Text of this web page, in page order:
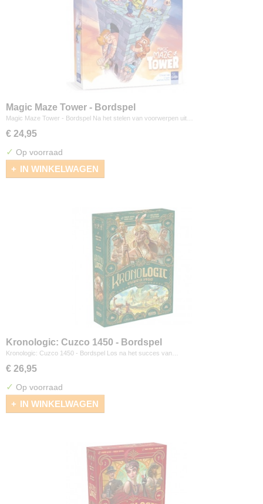
Magic Maze Tower - Bordspel
Magic Maze Tower - Bordspel Na het stelen van voorwerpen uit…
€ 24,95
✓ Op voorraad
IN WINKELWAGEN
Kronologic: Cuzco 1450 - Bordspel
Kronologic: Cuzco 1450 - Bordspel Los na het succes van…
€ 26,95
✓ Op voorraad
IN WINKELWAGEN